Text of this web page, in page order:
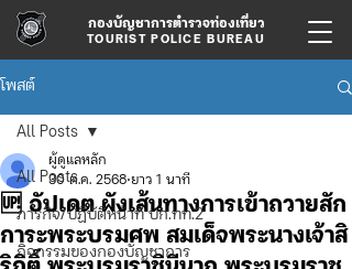
กองบัญชาการตำรวจท่องเที่ยว
TOURIST POLICE BUREAU
โพสต์
All Posts
ภารกิจ/ปฏิบัติหน้าที่ บก.ทท.2
กิจกรรมของกองบัญชาการ
All Posts
🆙 อัปเดต ผังเส้นทางการเข้าถวายสัก
การะพระบรมศพ สมเด็จพระนางเจ้าสิ
ผู้ดูแลหลัก
30 ต.ค. 2568 ยาว 1 นาที